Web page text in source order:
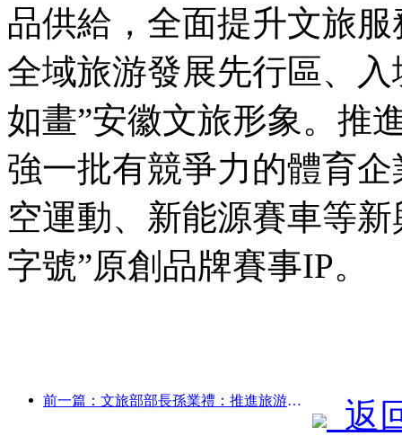
品供給，全面提升文旅
全域旅游發展先行區、
如畫”安徽文旅形象。推
強一批有競爭力的體育
空運動、新能源賽車等
字號”原創品牌賽事IP。
前一篇：文旅部部長孫業禮：推進旅游強國建設，豐富高品質旅游產品供給
返